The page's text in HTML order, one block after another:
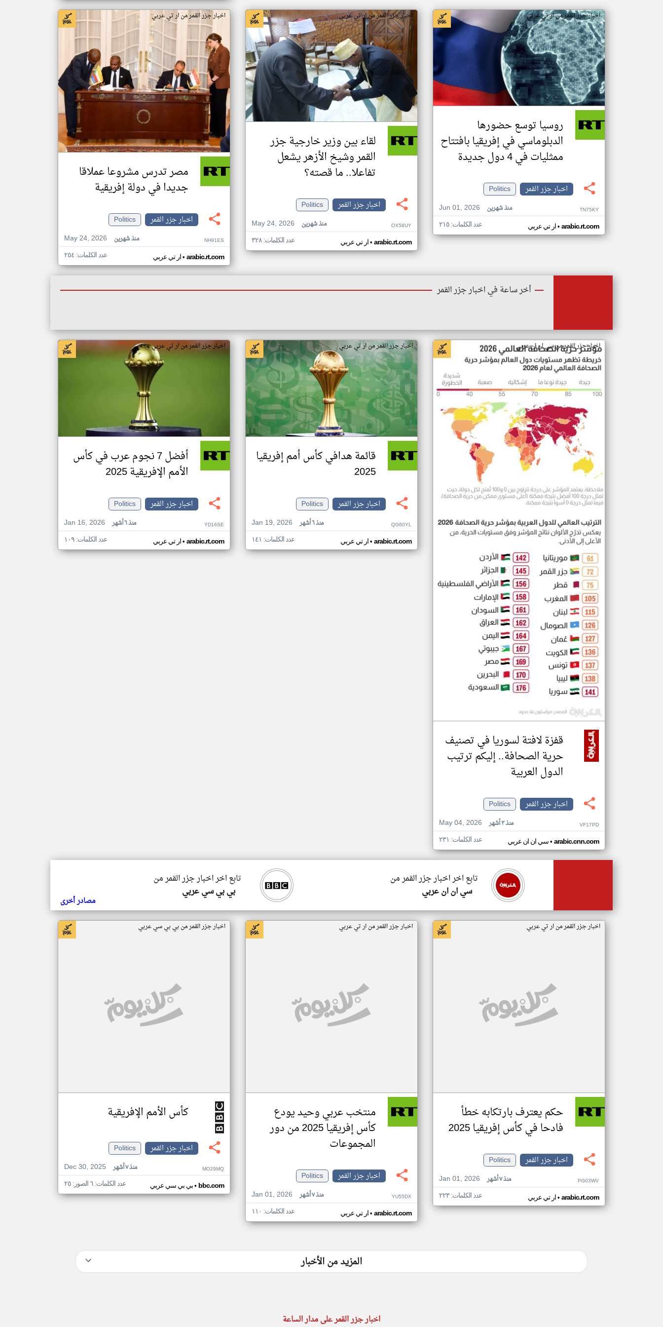
اخبار جزر القمر من ار تي عربي
روسيا توسع حضورها
الدبلوماسي في إفريقيا بافتتاح
ممثليات في 4 دول جديدة
اخبار جزر القمر
Politics
Jun 01, 2026
منذ شهرين TN75KY
ار تي عربي• arabic.rt.com عدد الكلمات: ٢١٥
اخبار جزر القمر من ار تي عربي
لقاء بين وزير خارجية جزر
القمر وشيخ الأزهر يشعل
تفاعلا.. ما قصته؟
اخبار جزر القمر
Politics
May 24, 2026
منذ شهرين OX58UY
ار تي عربي• arabic.rt.com عدد الكلمات: ٣٢٨
اخبار جزر القمر من ار تي عربي
مصر تدرس مشروعا عملاقا
جديدا في دولة إفريقية
اخبار جزر القمر
Politics
May 24, 2026
منذ شهرين NH91ES
ار تي عربي• arabic.rt.com عدد الكلمات: ٢٥٤
أخر ساعة في اخبار جزر القمر
اخبار جزر القمر من سي ان ان عربي
قفزة لافتة لسوريا في تصنيف
حرية الصحافة.. إليكم ترتيب
الدول العربية
اخبار جزر القمر
Politics
May 04, 2026
منذ ٣ أشهر VF17PD
سي ان ان عربي• arabic.cnn.com عدد الكلمات: ٢٣١
اخبار جزر القمر من ار تي عربي
قائمة هدافي كأس أمم إفريقيا
2025
اخبار جزر القمر
Politics
Jan 19, 2026
منذ ٦ أشهر QG60YL
ار تي عربي• arabic.rt.com عدد الكلمات: ١٤١
اخبار جزر القمر من ار تي عربي
أفضل 7 نجوم عرب في كأس
الأمم الإفريقية 2025
اخبار جزر القمر
Politics
Jan 16, 2026
منذ ٦ أشهر YD16SE
ار تي عربي• arabic.rt.com عدد الكلمات: ١٠٩
تابع اخر اخبار جزر القمر من
بي بي سي عربي
تابع اخر اخبار جزر القمر من
سي ان ان عربي
مصادر أخرى
اخبار جزر القمر من ار تي عربي
حكم يعترف بارتكابه خطأ
فادحا في كأس إفريقيا 2025
اخبار جزر القمر
Politics
Jan 01, 2026
منذ ٧ أشهر PG03WV
ار تي عربي• arabic.rt.com عدد الكلمات: ٢٢٣
اخبار جزر القمر من ار تي عربي
منتخب عربي وحيد يودع
كأس إفريقيا 2025 من دور
المجموعات
اخبار جزر القمر
Politics
Jan 01, 2026
منذ ٧ أشهر YU55DX
ار تي عربي• arabic.rt.com عدد الكلمات: ١١٠
اخبار جزر القمر من بي بي سي عربي
كأس الأمم الإفريقية
اخبار جزر القمر
Politics
Dec 30, 2025
منذ ٧ أشهر MO29MQ
بي بي سي عربي• bbc.com عدد الكلمات: ٦ الصور: ٢٥
المزيد من الأخبار
اخبار جزر القمر على مدار الساعة